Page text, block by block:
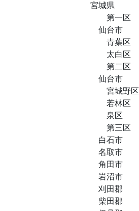
宮城県
第一区
仙台市
青葉区
太白区
第二区
仙台市
宮城野区
若林区
泉区
第三区
白石市
名取市
角田市
岩沼市
刈田郡
柴田郡